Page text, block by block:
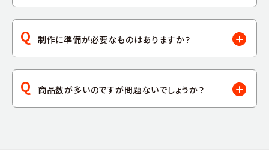
Q 制作に準備が必要なものはありますか？
Q 商品数が多いのですが問題ないでしょうか？